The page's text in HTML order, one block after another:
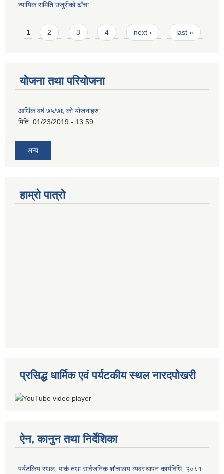
न्यायिक समिति उजुरीको ढाँचा
Pages
1 2 3 4 next › last »
योजना तथा परियोजना
आर्थिक वर्ष ७५/७६ को योजनाहरु
मिति: 01/23/2019 - 13:59
अन्य
हाम्रो पात्रो
प्रसिद्ध धार्मिक एवं पर्यटकीय स्थल नारदपोखरी
ऐन, कानुन तथा निर्देशिका
पर्यटकिय स्थल, पार्क तथा सार्वजनिक शौचालय व्यवस्थापन कार्यविधि, २०८१